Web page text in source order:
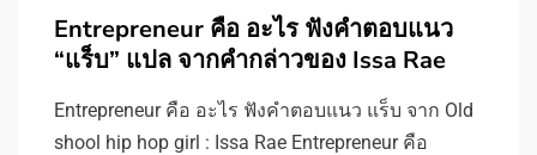
Entrepreneur คือ อะไร ฟังคำตอบแนว
“แร็บ” แปล จากคำกล่าวของ Issa Rae
Entrepreneur คือ อะไร ฟังคำตอบแนว แร็บ จาก Old
shool hip hop girl : Issa Rae Entrepreneur คือ